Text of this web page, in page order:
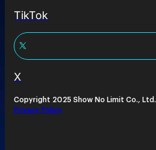
TikTok
X
Copyright 2025 Show No Limit Co., Ltd.
Privacy Policy